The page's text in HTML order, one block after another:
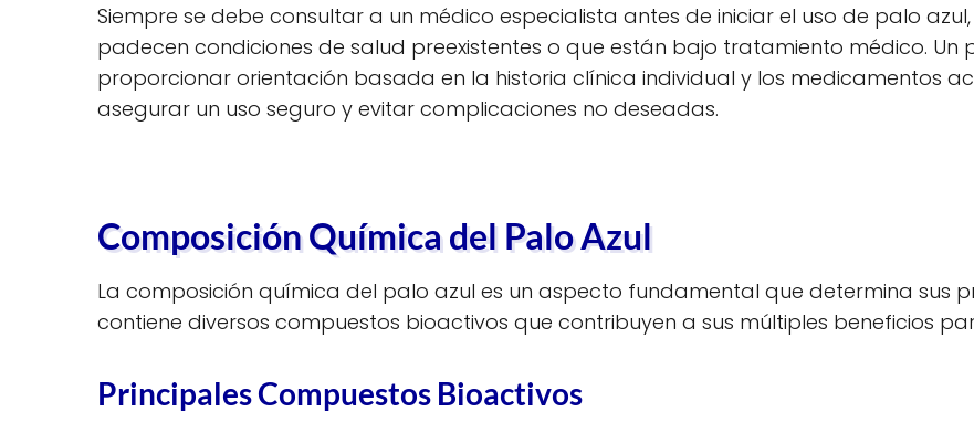
Siempre se debe consultar a un médico especialista antes de iniciar el uso de palo
padecen condiciones de salud preexistentes o que están bajo tratamiento médico. Un
proporcionar orientación basada en la historia clínica individual y los medicamentos
asegurar un uso seguro y evitar complicaciones no deseadas.
Composición Química del Palo Azul
La composición química del palo azul es un aspecto fundamental que determina sus
contiene diversos compuestos bioactivos que contribuyen a sus múltiples beneficios
Principales Compuestos Bioactivos